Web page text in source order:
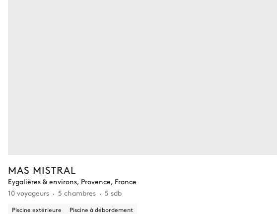
MAS MISTRAL
Eygalières & environs, Provence, France
10 voyageurs
5 chambres 5 sdb
Piscine extérieure Piscine à débordement